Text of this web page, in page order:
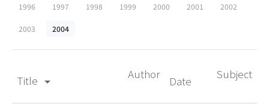
1996 1997 1998 1999 2000 2001 2002
2003 2004
Title arrow_drop_down
Author Date Subject